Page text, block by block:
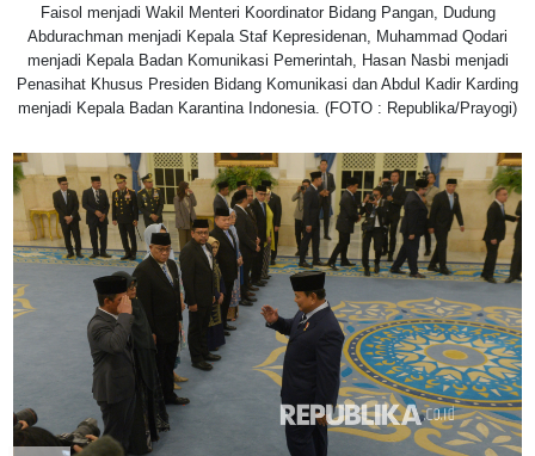
Faisol menjadi Wakil Menteri Koordinator Bidang Pangan, Dudung
Abdurachman menjadi Kepala Staf Kepresidenan, Muhammad Qodari
menjadi Kepala Badan Komunikasi Pemerintah, Hasan Nasbi menjadi
Penasihat Khusus Presiden Bidang Komunikasi dan Abdul Kadir Karding
menjadi Kepala Badan Karantina Indonesia. (FOTO : Republika/Prayogi)